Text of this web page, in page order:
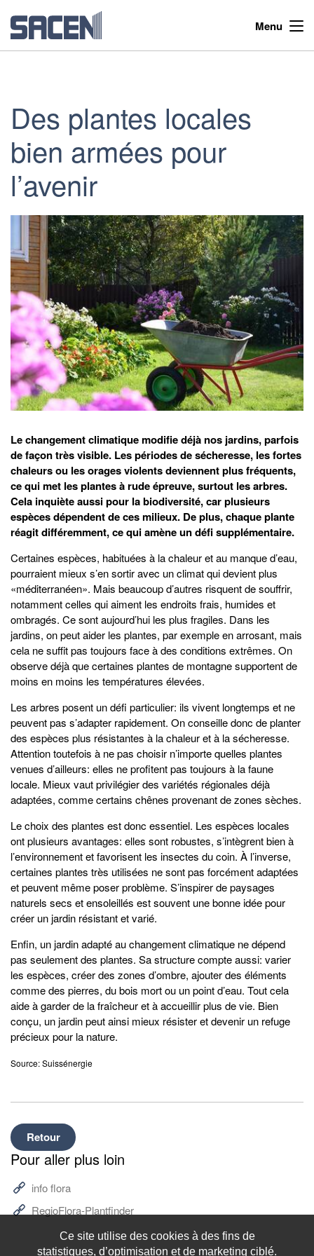
Menu
Des plantes locales
bien armées pour
l’avenir
Le changement climatique modifie déjà nos jardins, parfois
de façon très visible. Les périodes de sécheresse, les fortes
chaleurs ou les orages violents deviennent plus fréquents,
ce qui met les plantes à rude épreuve, surtout les arbres.
Cela inquiète aussi pour la biodiversité, car plusieurs
espèces dépendent de ces milieux. De plus, chaque plante
réagit différemment, ce qui amène un défi supplémentaire.
Certaines espèces, habituées à la chaleur et au manque d’eau,
pourraient mieux s’en sortir avec un climat qui devient plus
«méditerranéen». Mais beaucoup d’autres risquent de souffrir,
notamment celles qui aiment les endroits frais, humides et
ombragés. Ce sont aujourd’hui les plus fragiles. Dans les
jardins, on peut aider les plantes, par exemple en arrosant, mais
cela ne suffit pas toujours face à des conditions extrêmes. On
observe déjà que certaines plantes de montagne supportent de
moins en moins les températures élevées.
Les arbres posent un défi particulier: ils vivent longtemps et ne
peuvent pas s’adapter rapidement. On conseille donc de planter
des espèces plus résistantes à la chaleur et à la sécheresse.
Attention toutefois à ne pas choisir n’importe quelles plantes
venues d’ailleurs: elles ne profitent pas toujours à la faune
locale. Mieux vaut privilégier des variétés régionales déjà
adaptées, comme certains chênes provenant de zones sèches.
Le choix des plantes est donc essentiel. Les espèces locales
ont plusieurs avantages: elles sont robustes, s’intègrent bien à
l’environnement et favorisent les insectes du coin. À l’inverse,
certaines plantes très utilisées ne sont pas forcément adaptées
et peuvent même poser problème. S’inspirer de paysages
naturels secs et ensoleillés est souvent une bonne idée pour
créer un jardin résistant et varié.
Enfin, un jardin adapté au changement climatique ne dépend
pas seulement des plantes. Sa structure compte aussi: varier
les espèces, créer des zones d’ombre, ajouter des éléments
comme des pierres, du bois mort ou un point d’eau. Tout cela
aide à garder de la fraîcheur et à accueillir plus de vie. Bien
conçu, un jardin peut ainsi mieux résister et devenir un refuge
précieux pour la nature.
Source: Suissénergie
Retour
Pour aller plus loin
info flora
RegioFlora-Plantfinder
Ce site utilise des cookies à des fins de
statistiques, d’optimisation et de marketing ciblé.